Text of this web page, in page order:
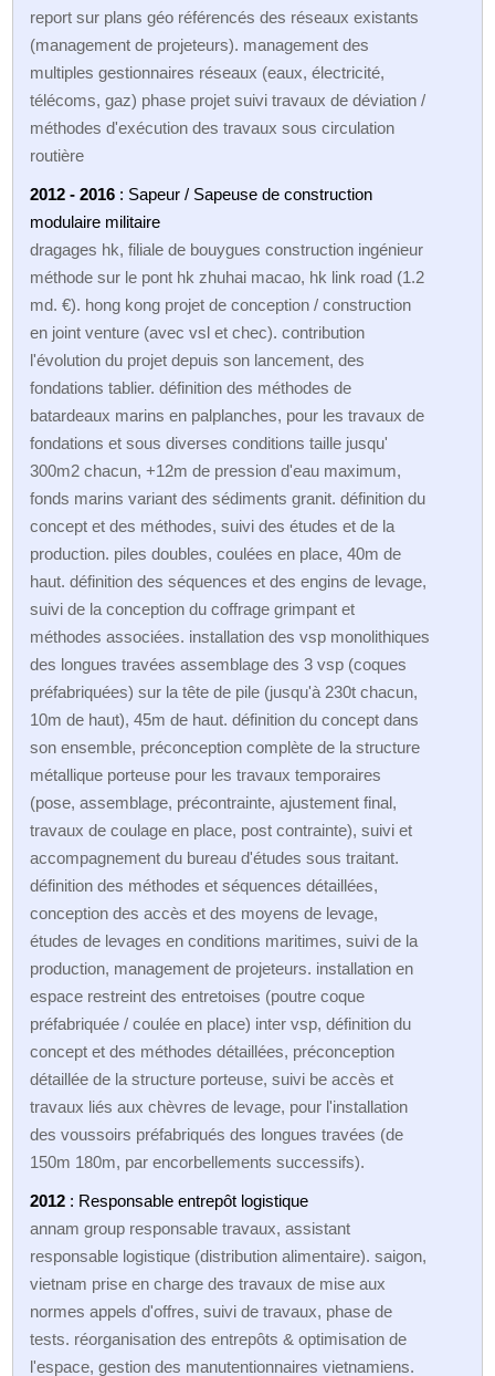
report sur plans géo référencés des réseaux existants
(management de projeteurs). management des
multiples gestionnaires réseaux (eaux, électricité,
télécoms, gaz) phase projet suivi travaux de déviation /
méthodes d'exécution des travaux sous circulation
routière
2012 - 2016 : Sapeur / Sapeuse de construction
modulaire militaire
dragages hk, filiale de bouygues construction ingénieur
méthode sur le pont hk zhuhai macao, hk link road (1.2
md. €). hong kong projet de conception / construction
en joint venture (avec vsl et chec). contribution
l'évolution du projet depuis son lancement, des
fondations tablier. définition des méthodes de
batardeaux marins en palplanches, pour les travaux de
fondations et sous diverses conditions taille jusqu'
300m2 chacun, +12m de pression d'eau maximum,
fonds marins variant des sédiments granit. définition du
concept et des méthodes, suivi des études et de la
production. piles doubles, coulées en place, 40m de
haut. définition des séquences et des engins de levage,
suivi de la conception du coffrage grimpant et
méthodes associées. installation des vsp monolithiques
des longues travées assemblage des 3 vsp (coques
préfabriquées) sur la tête de pile (jusqu'à 230t chacun,
10m de haut), 45m de haut. définition du concept dans
son ensemble, préconception complète de la structure
métallique porteuse pour les travaux temporaires
(pose, assemblage, précontrainte, ajustement final,
travaux de coulage en place, post contrainte), suivi et
accompagnement du bureau d'études sous traitant.
définition des méthodes et séquences détaillées,
conception des accès et des moyens de levage,
études de levages en conditions maritimes, suivi de la
production, management de projeteurs. installation en
espace restreint des entretoises (poutre coque
préfabriquée / coulée en place) inter vsp, définition du
concept et des méthodes détaillées, préconception
détaillée de la structure porteuse, suivi be accès et
travaux liés aux chèvres de levage, pour l'installation
des voussoirs préfabriqués des longues travées (de
150m 180m, par encorbellements successifs).
2012 : Responsable entrepôt logistique
annam group responsable travaux, assistant
responsable logistique (distribution alimentaire). saigon,
vietnam prise en charge des travaux de mise aux
normes appels d'offres, suivi de travaux, phase de
tests. réorganisation des entrepôts & optimisation de
l'espace, gestion des manutentionnaires vietnamiens.